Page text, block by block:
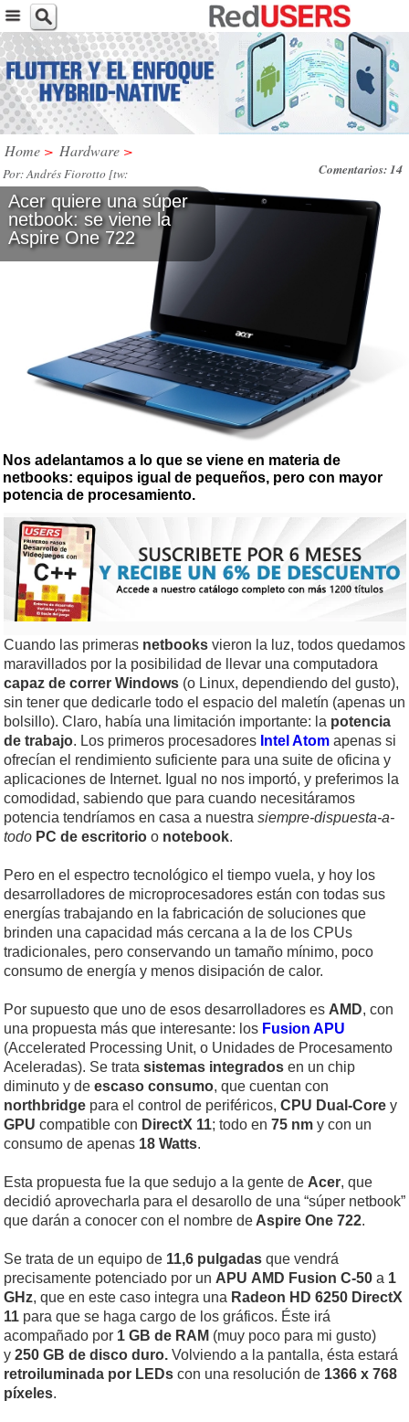
Home > Hardware >
Comentarios: 14
Por: Andrés Fiorotto [tw:
@andresfiorotto] / JUE, 21 / ABR / 2011
Acer quiere una súper
netbook: se viene la
Aspire One 722
Nos adelantamos a lo que se viene en materia de
netbooks: equipos igual de pequeños, pero con mayor
potencia de procesamiento.
Cuando las primeras netbooks vieron la luz, todos quedamos
maravillados por la posibilidad de llevar una computadora
capaz de correr Windows (o Linux, dependiendo del gusto),
sin tener que dedicarle todo el espacio del maletín (apenas un
bolsillo). Claro, había una limitación importante: la potencia
de trabajo. Los primeros procesadores Intel Atom apenas si
ofrecían el rendimiento suficiente para una suite de oficina y
aplicaciones de Internet. Igual no nos importó, y preferimos la
comodidad, sabiendo que para cuando necesitáramos
potencia tendríamos en casa a nuestra siempre-dispuesta-a-
todo PC de escritorio o notebook.
Pero en el espectro tecnológico el tiempo vuela, y hoy los
desarrolladores de microprocesadores están con todas sus
energías trabajando en la fabricación de soluciones que
brinden una capacidad más cercana a la de los CPUs
tradicionales, pero conservando un tamaño mínimo, poco
consumo de energía y menos disipación de calor.
Por supuesto que uno de esos desarrolladores es AMD, con
una propuesta más que interesante: los Fusion APU
(Accelerated Processing Unit, o Unidades de Procesamento
Aceleradas). Se trata sistemas integrados en un chip
diminuto y de escaso consumo, que cuentan con
northbridge para el control de periféricos, CPU Dual-Core y
GPU compatible con DirectX 11; todo en 75 nm y con un
consumo de apenas 18 Watts.
Esta propuesta fue la que sedujo a la gente de Acer, que
decidió aprovecharla para el desarollo de una “súper netbook”
que darán a conocer con el nombre de Aspire One 722.
Se trata de un equipo de 11,6 pulgadas que vendrá
precisamente potenciado por un APU AMD Fusion C-50 a 1
GHz, que en este caso integra una Radeon HD 6250 DirectX
11 para que se haga cargo de los gráficos. Éste irá
acompañado por 1 GB de RAM (muy poco para mi gusto)
y 250 GB de disco duro. Volviendo a la pantalla, ésta estará
retroiluminada por LEDs con una resolución de 1366 x 768
píxeles.